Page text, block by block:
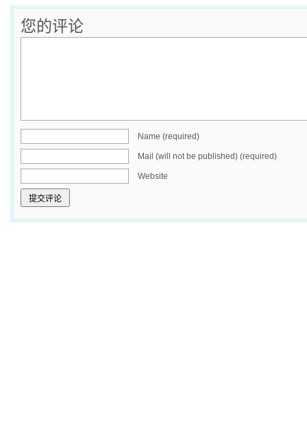
您的评论
Name (required)
Mail (will not be published) (required)
Website